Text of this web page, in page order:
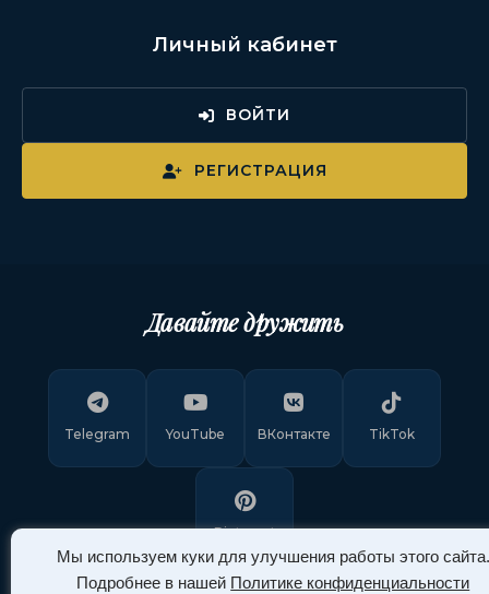
Мы используем куки для улучшения работы этого сайта.
Подробнее в нашей Политике конфиденциальности
Личный кабинет
ВОЙТИ
РЕГИСТРАЦИЯ
Давайте дружить
Telegram YouTube ВКонтакте TikTok
Pinterest